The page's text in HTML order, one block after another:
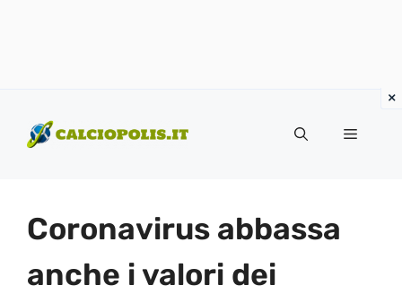
contenuto
Menu
Coronavirus abbassa
anche i valori dei